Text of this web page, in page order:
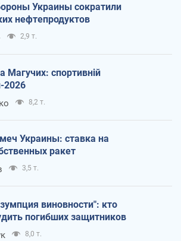
Украины сократили
нефтепродуктов
2,9 т.
Магучих: спортивній
2026
8,2 т.
Украины: ставка на
ракет
3,5 т.
виновности": кто
погибших защитников
8,0 т.